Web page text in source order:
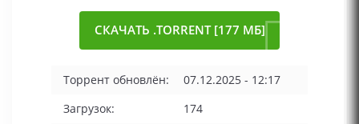
СКАЧАТЬ .TORRENT [177 МБ]
Торрент обновлён:
07.12.2025 - 12:17
Загрузок:
174